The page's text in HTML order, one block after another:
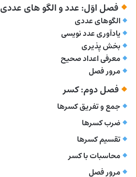
فصل اوّل: عدد و الگو های عددی
الگوهای عددی
یادآوری عدد نویسی
بخش پذیری
معرفی اعداد صحیح
مرور فصل
فصل دوم: کسر
جمع و تفریق کسرها
ضرب کسرها
تقسیم کسرها
محاسبات با کسر
مرور فصل